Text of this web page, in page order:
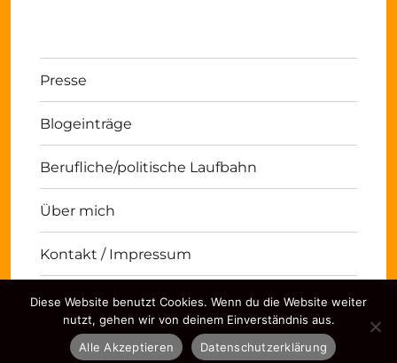
Presse
Blogeinträge
Berufliche/politische Laufbahn
Über mich
Kontakt / Impressum
Michael Panse Kontakt / Impressum
Stolz
präsentiert von WordPress
Diese Website benutzt Cookies. Wenn du die Website weiter
nutzt, gehen wir von deinem Einverständnis aus.
Alle Akzeptieren
Datenschutzerklärung